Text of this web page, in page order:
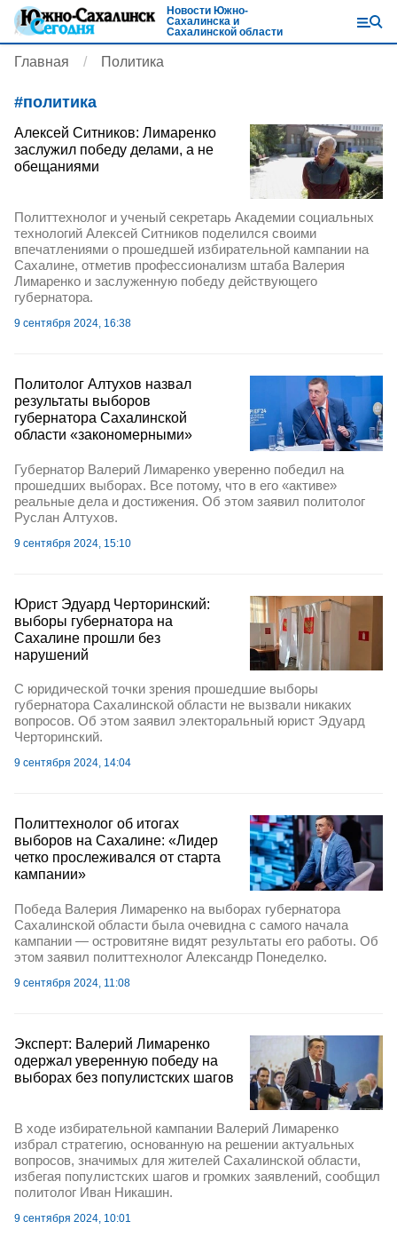
Новости Южно-
Сахалинска и
Сахалинской области
Главная Политика
#политика
Алексей Ситников: Лимаренко
заслужил победу делами, а не
обещаниями
Политтехнолог и ученый секретарь Академии социальных
технологий Алексей Ситников поделился своими
впечатлениями о прошедшей избирательной кампании на
Сахалине, отметив профессионализм штаба Валерия
Лимаренко и заслуженную победу действующего
губернатора.
9 сентября 2024, 16:38
Политолог Алтухов назвал
результаты выборов
губернатора Сахалинской
области «закономерными»
Губернатор Валерий Лимаренко уверенно победил на
прошедших выборах. Все потому, что в его «активе»
реальные дела и достижения. Об этом заявил политолог
Руслан Алтухов.
9 сентября 2024, 15:10
Юрист Эдуард Черторинский:
выборы губернатора на
Сахалине прошли без
нарушений
С юридической точки зрения прошедшие выборы
губернатора Сахалинской области не вызвали никаких
вопросов. Об этом заявил электоральный юрист Эдуард
Черторинский.
9 сентября 2024, 14:04
Политтехнолог об итогах
выборов на Сахалине: «Лидер
четко прослеживался от старта
кампании»
Победа Валерия Лимаренко на выборах губернатора
Сахалинской области была очевидна с самого начала
кампании — островитяне видят результаты его работы. Об
этом заявил политтехнолог Александр Понеделко.
9 сентября 2024, 11:08
Эксперт: Валерий Лимаренко
одержал уверенную победу на
выборах без популистских шагов
В ходе избирательной кампании Валерий Лимаренко
избрал стратегию, основанную на решении актуальных
вопросов, значимых для жителей Сахалинской области,
избегая популистских шагов и громких заявлений, сообщил
политолог Иван Никашин.
9 сентября 2024, 10:01